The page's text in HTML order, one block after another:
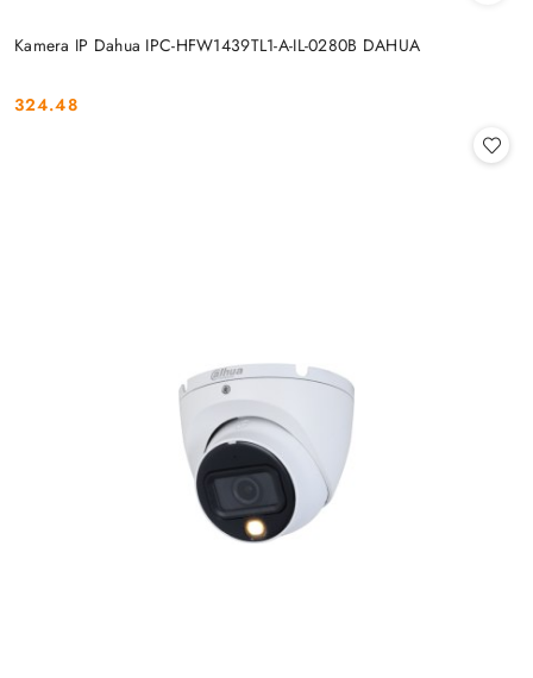
Kamera IP Dahua IPC-HFW1439TL1-A-IL-0280B DAHUA
Cena:
324.48